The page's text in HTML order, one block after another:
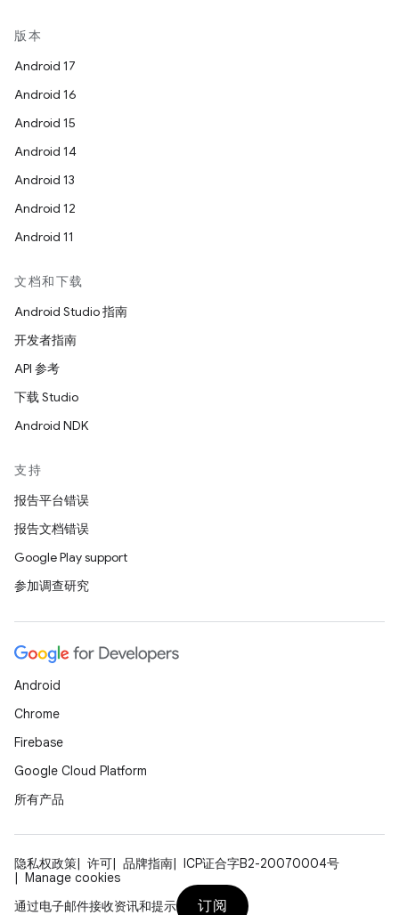
版本
Android 17
Android 16
Android 15
Android 14
Android 13
Android 12
Android 11
文档和下载
Android Studio 指南
开发者指南
API 参考
下载 Studio
Android NDK
支持
报告平台错误
报告文档错误
Google Play support
参加调查研究
Android
Chrome
Firebase
Google Cloud Platform
所有产品
隐私权政策 许可 品牌指南
ICP证合字B2-20070004号
Manage cookies
通过电子邮件接收资讯和提示
订阅